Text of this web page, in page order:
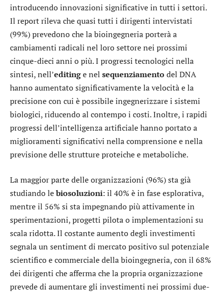
introducendo innovazioni significative in tutti i settori.
Il report rileva che quasi tutti i dirigenti intervistati
(99%) prevedono che la bioingegneria porterà a
cambiamenti radicali nel loro settore nei prossimi
cinque-dieci anni o più. I progressi tecnologici nella
sintesi, nell’editinge nel sequenziamento del DNA
hanno aumentato significativamente la velocità e la
precisione con cui è possibile ingegnerizzare i sistemi
biologici, riducendo al contempo i costi. Inoltre, i rapidi
progressi dell’intelligenza artificiale hanno portato a
miglioramenti significativi nella comprensione e nella
previsione delle strutture proteiche e metaboliche.
La maggior parte delle organizzazioni (96%) sta già
studiando lebiosoluzioni: il 40% è in fase esplorativa,
mentre il 56% si sta impegnando più attivamente in
sperimentazioni, progetti pilota o implementazioni su
scala ridotta. Il costante aumento degli investimenti
segnala un sentiment di mercato positivo sul potenziale
scientifico e commerciale della bioingegneria, con il 68%
dei dirigenti che afferma che la propria organizzazione
prevede di aumentare gli investimenti nei prossimi due-